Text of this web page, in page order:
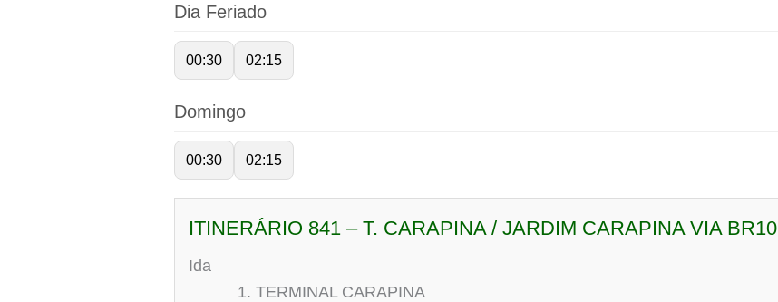
Dia Feriado
00:30 02:15
Domingo
00:30 02:15
ITINERÁRIO 841 – T. CARAPINA / JARDIM CARAPINA VIA
Ida
TERMINAL CARAPINA